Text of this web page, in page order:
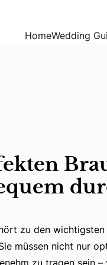
und bequem
HomeWedding
zu den
zu den
müssen nicht nur